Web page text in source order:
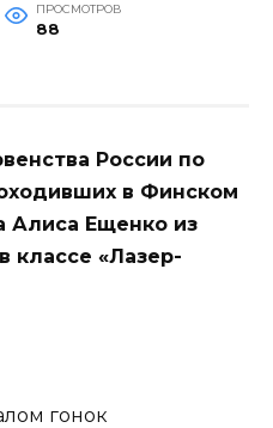
ПРОСМОТРОВ
88
России по
в Финском
Алиса Ещенко из
классе «Лазер-
гонок